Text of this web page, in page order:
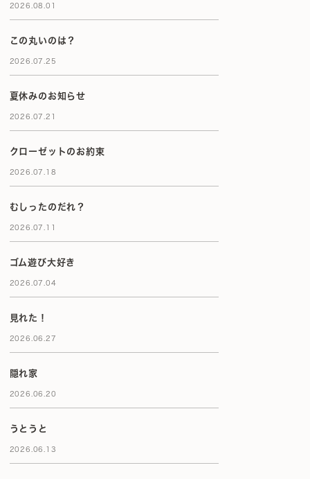
2026.08.01
この丸いのは？
2026.07.25
夏休みのお知らせ
2026.07.21
クローゼットのお約束
2026.07.18
むしったのだれ？
2026.07.11
ゴム遊び大好き
2026.07.04
見れた！
2026.06.27
隠れ家
2026.06.20
うとうと
2026.06.13